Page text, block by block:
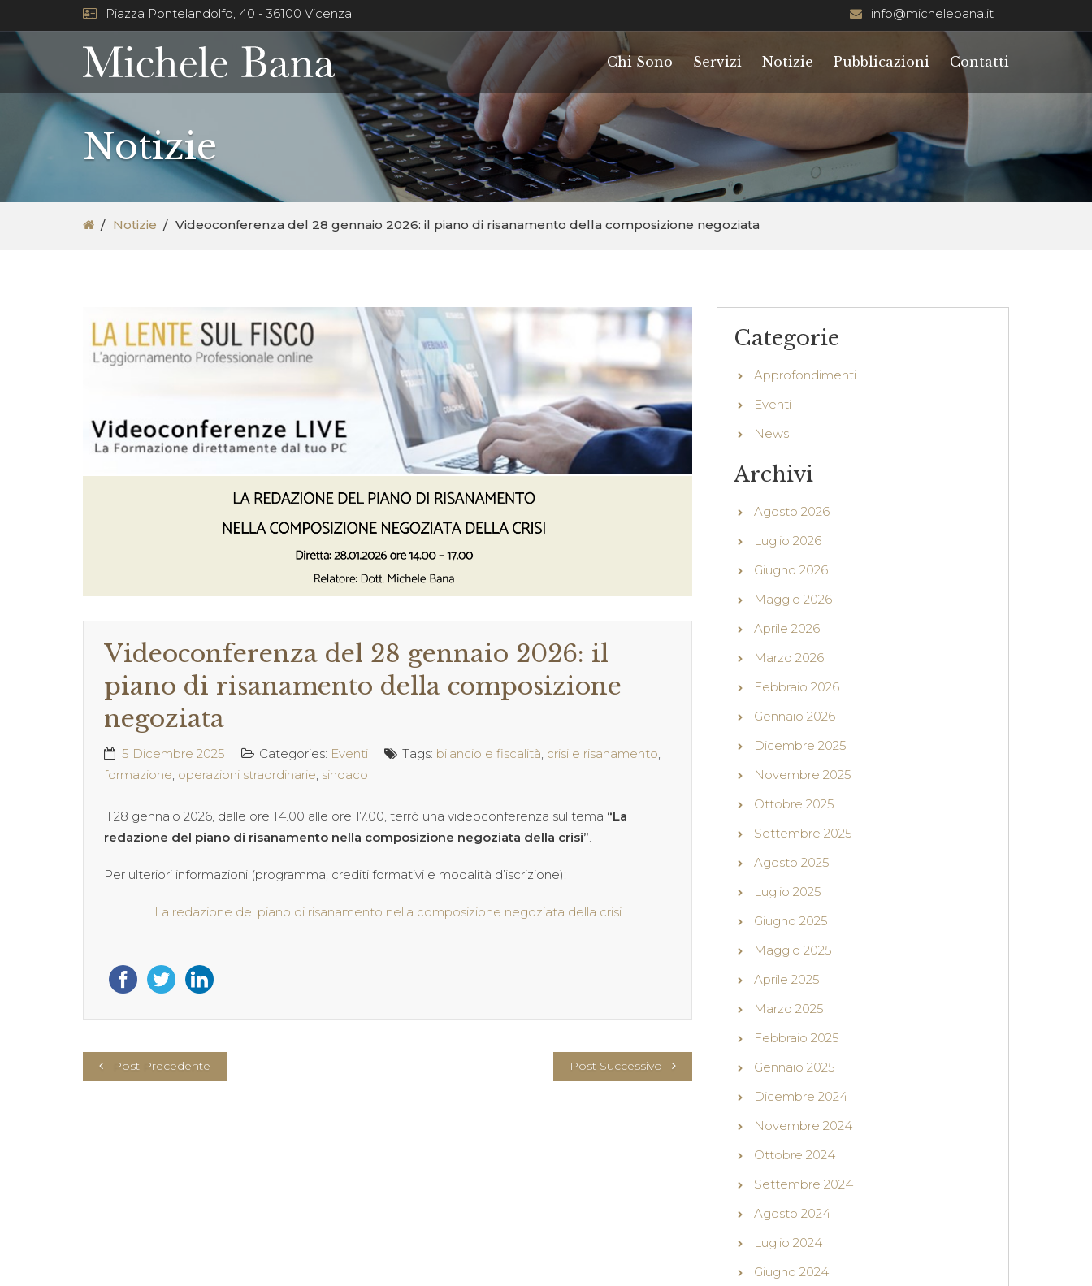
Piazza Pontelandolfo, 40 - 36100 Vicenza info@michelebana.it
Chi Sono Servizi Notizie Pubblicazioni Contatti
Notizie
Notizie Videoconferenza del 28 gennaio 2026: il piano di risanamento della composizione negoziata
Videoconferenza del 28 gennaio 2026: il
piano di risanamento della composizione
negoziata
5 Dicembre 2025 Categories: Eventi Tags: bilancio e fiscalità crisi e risanamento
formazione operazioni straordinarie sindaco
Il 28 gennaio 2026, dalle ore 14.00 alle ore 17.00, terrò una videoconferenza sul tema “La
redazione del piano di risanamento nella composizione negoziata della crisi”
Per ulteriori informazioni (programma, crediti formativi e modalità d’iscrizione):
La redazione del piano di risanamento nella composizione negoziata della crisi
Post Precedente Post Successivo
Categorie
Approfondimenti
Eventi
News
Archivi
Agosto 2026
Luglio 2026
Giugno 2026
Maggio 2026
Aprile 2026
Marzo 2026
Febbraio 2026
Gennaio 2026
Dicembre 2025
Novembre 2025
Ottobre 2025
Settembre 2025
Agosto 2025
Luglio 2025
Giugno 2025
Maggio 2025
Aprile 2025
Marzo 2025
Febbraio 2025
Gennaio 2025
Dicembre 2024
Novembre 2024
Ottobre 2024
Settembre 2024
Agosto 2024
Luglio 2024
Giugno 2024